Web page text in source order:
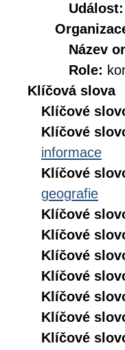
Událost:
Název
Role:
Klíčová slova
Klíčové
Klíčové
informace
Klíčové
geografie
Klíčové
Klíčové
Klíčové
Klíčové
Klíčové
Klíčové
Klíčové